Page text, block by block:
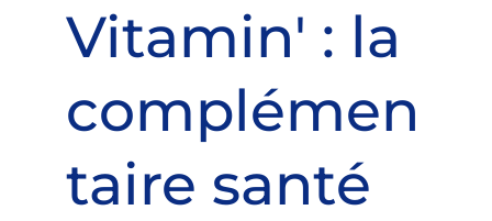
Vitamin' : la
complémen
taire santé